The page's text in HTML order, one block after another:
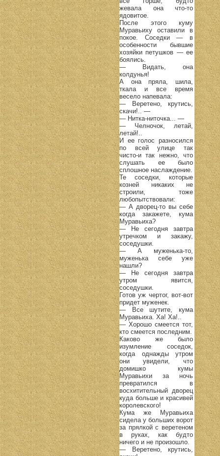
жевала она что-то
ядовитое.
После этого куму
Муравьиху оставили в
покое. Соседки — в
особенности бывшие
хозяйки петушков — ее
боялись.
— Видать, она
колдунья!
А она пряла, шила,
ткала и все время
весело напевала:
— Веретено, крутись,
скачи!.. —
— Нитка-ниточка... —
— Челночок, летай,
летай!..
И ее голос разносился
по всей улице так
чисто-и так нежно, что
слушать ее было
сплошное наслаждение.
Те соседки, которые
козней никаких не
строили, тоже
любопытствовали:
— А дворец-то вы себе
когда закажете, кума
Муравьиха?
— Не сегодня завтра
утречком и закажу,
соседушки.
— А муженька-то,
муженька себе уже
нашли?
— Не сегодня завтра
утром явится,
соседушки.
Готов уж чертог, вот-вот
придет муженек.
— Все шутите, кума
Муравьиха. Ха! Ха!..
— Хорошо смеется тот,
кто смеется последним.
Каково же было
изумление соседок,
когда однажды утром
они увидели, что
домишко кумы
Муравьихи за ночь
превратился в
восхитительный дворец
куда больше и красивей
королевского!
Кума же Муравьиха
сидела у больших ворот
за прялкой с веретеном
в руках, как будто
ничего и не произошло.
— Веретено, крутись,